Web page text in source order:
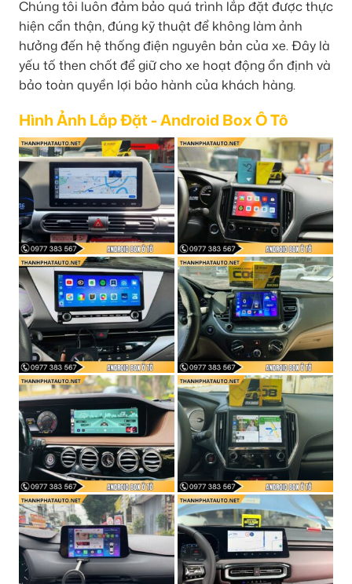
Chúng tôi luôn đảm bảo quá trình lắp đặt được thực
hiện cẩn thận, đúng kỹ thuật để không làm ảnh
hưởng đến hệ thống điện nguyên bản của xe. Đây là
yếu tố then chốt để giữ cho xe hoạt động ổn định và
bảo toàn quyền lợi bảo hành của khách hàng.
Hình Ảnh Lắp Đặt - Android Box Ô Tô